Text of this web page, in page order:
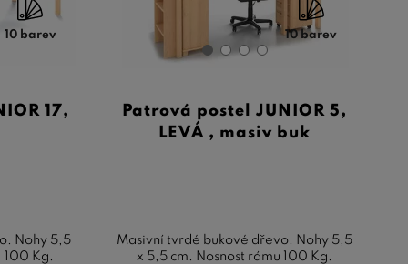
10 barev
17,
Nohy 5,5
100 Kg.
10 barev
Patrová postel JUNIOR 5,
LEVÁ , masiv buk
Masivní tvrdé bukové dřevo. Nohy 5,5
x 5,5 cm. Nosnost rámu 100 Kg.